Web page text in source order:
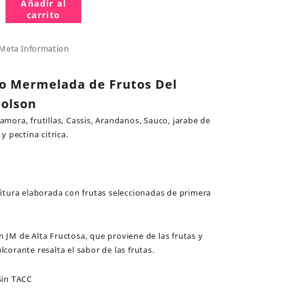
Añadir al
carrito
Information
Mermelada de Frutos Del
frutillas, Cassis, Arandanos, Sauco, jarabe de
pectina citrica.
elaborada con frutas seleccionadas de primera
JM de Alta Fructosa, que proviene de las frutas y
resalta el sabor de las frutas.
TACC